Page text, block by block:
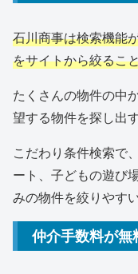
石川商事は検索機能
をサイトから絞るこ
たくさんの物件の中
望する物件を探し出
こだわり条件検索で
ート、子どもの遊び
みの物件を絞りやす
仲介手数料が無